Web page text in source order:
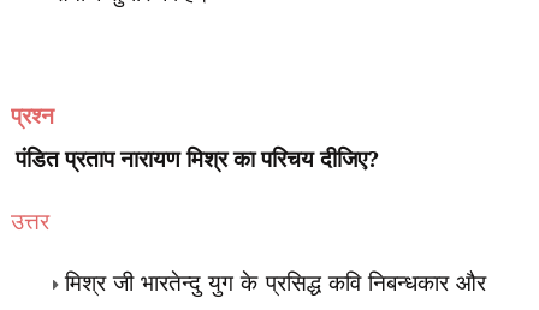
प्रश्न
पंडित प्रताप नारायण मिश्र का परिचय दीजिए?
उत्तर
मिश्र जी भारतेन्दु युग के प्रसिद्ध कवि निबन्धकार और